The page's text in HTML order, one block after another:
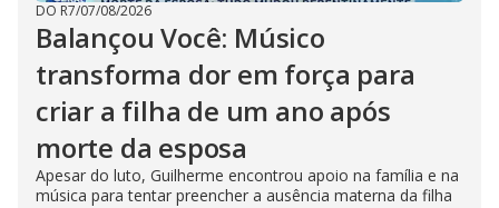
DO R7/07/08/2026
Balançou Você: Músico
transforma dor em força para
criar a filha de um ano após
morte da esposa
Apesar do luto, Guilherme encontrou apoio na família e na
música para tentar preencher a ausência materna da filha